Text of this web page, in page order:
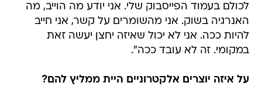
לכולם בעמוד הפייסבוק שלי. אני יודע מה הוייב, מה
האנרגיה בשוק. אני מהשומרים על קשר, אני חייב
להיות ככה. אני לא יכול שאיזה יחצן יעשה זאת
במקומי. זה לא עובד ככה".
על איזה יוצרים אלקטרוניים היית ממליץ להם?